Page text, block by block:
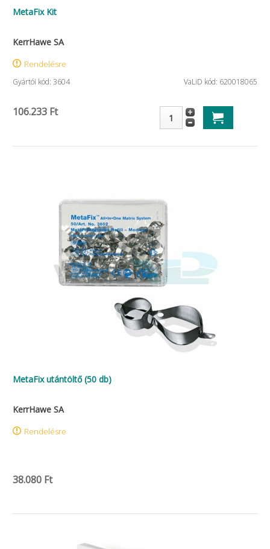
MetaFix Kit
KerrHawe SA
Rendelésre
Gyártói kód: 3604 VaLiD kód: 620018065
106.233 Ft
MetaFix utántöltő (50 db)
KerrHawe SA
Rendelésre
38.080 Ft